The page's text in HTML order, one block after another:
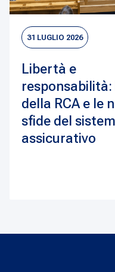
31 LUGLIO 2026
Libertà e
della RCA e le
sfide del
assicurativo